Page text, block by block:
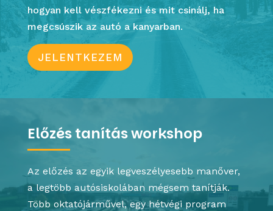
hogyan kell vészfékezni és mit csinálj, ha
megcsúszik az autó a kanyarban.
JELENTKEZEM
Előzés tanítás workshop
Az előzés az egyik legveszélyesebb manőver,
a legtöbb autósiskolában mégsem tanítják.
Több oktatójárművel, egy hétvégi program